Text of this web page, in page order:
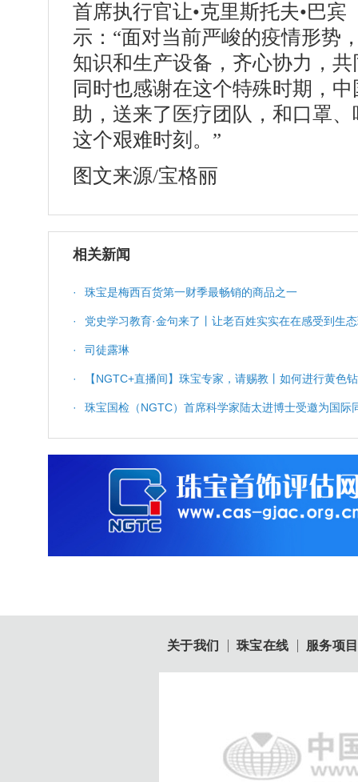
首席执行官让•克里斯托夫•巴宾
示：“面对当前严峻的疫情形势
知识和生产设备，齐心协力，
同时也感谢在这个特殊时期，
助，送来了医疗团队，和口罩
这个艰难时刻。”
图文来源/宝格丽
相关新闻
· 珠宝是梅西百货第一财季最畅销的商品之一
· 党史学习教育·金句来了丨让老百姓实实在在感受到生
· 司徒露琳
· 【NGTC+直播间】珠宝专家，请赐教丨如何进行黄色
· 珠宝国检（NGTC）首席科学家陆太进博士受邀为国
测》主题演讲
关于我们 珠宝在线 服务项目